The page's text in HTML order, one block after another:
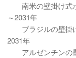
南米の壁掛け式
～2031年
ブラジルの壁掛け
2031年
アルゼンチンの